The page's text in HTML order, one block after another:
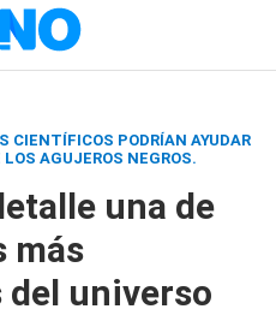
CIENTÍFICOS PODRÍAN AYUDAR
AGUJEROS NEGROS.
una de
más
universo